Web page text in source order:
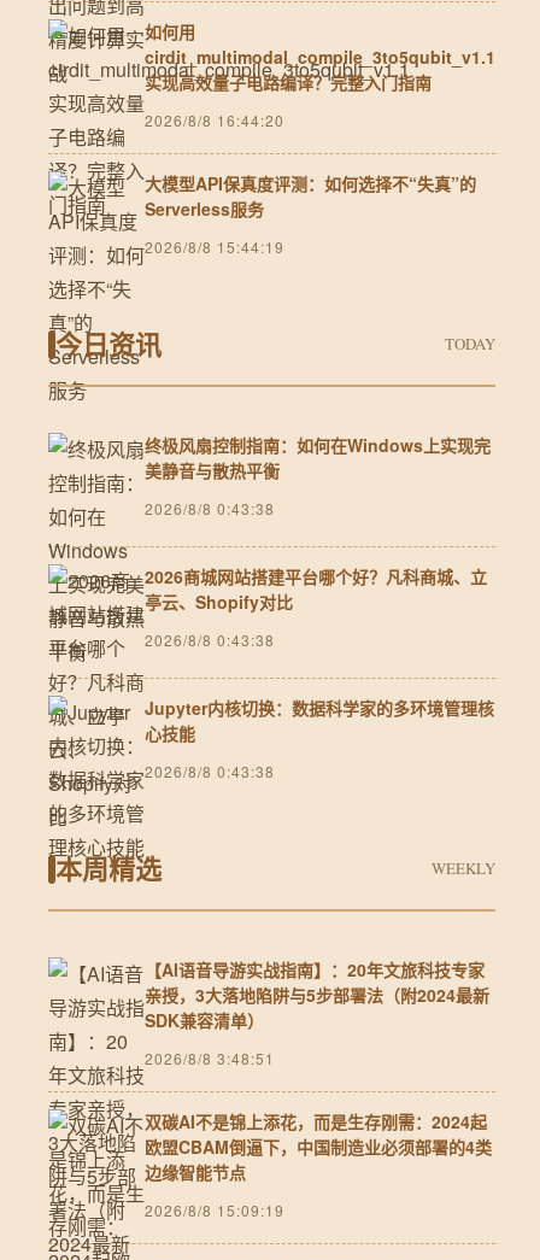
如何用
cirdit_multimodal_compile_3to5qubit_v1.1
实现高效量子电路编译？完整入门指南
2026/8/8 16:44:20
大模型API保真度评测：如何选择不“失真”的
Serverless服务
2026/8/8 15:44:19
今日资讯 TODAY
终极风扇控制指南：如何在Windows上实现完
美静音与散热平衡
2026/8/8 0:43:38
2026商城网站搭建平台哪个好？凡科商城、立
亭云、Shopify对比
2026/8/8 0:43:38
Jupyter内核切换：数据科学家的多环境管理核
心技能
2026/8/8 0:43:38
本周精选 WEEKLY
【AI语音导游实战指南】：20年文旅科技专家
亲授，3大落地陷阱与5步部署法（附2024最新
SDK兼容清单）
2026/8/8 3:48:51
双碳AI不是锦上添花，而是生存刚需：2024起
欧盟CBAM倒逼下，中国制造业必须部署的4类
边缘智能节点
2026/8/8 15:09:19